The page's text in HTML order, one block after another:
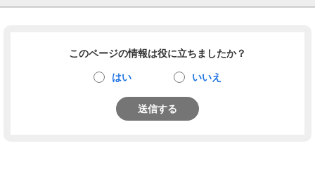
このページの情報は役に立ちましたか？
はい いいえ
送信する